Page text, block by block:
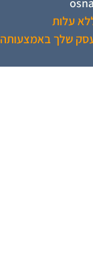
עלות
שלך באמצעותה